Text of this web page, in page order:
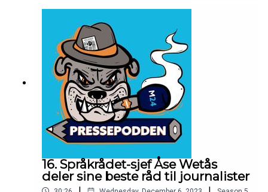
målgrupper.
16. Språkrådet-sjef Åse Wetås
deler sine beste råd til journalister